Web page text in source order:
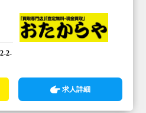
2-
求人詳細